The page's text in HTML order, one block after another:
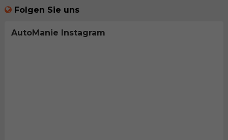
Folgen Sie uns
AutoManie Instagram